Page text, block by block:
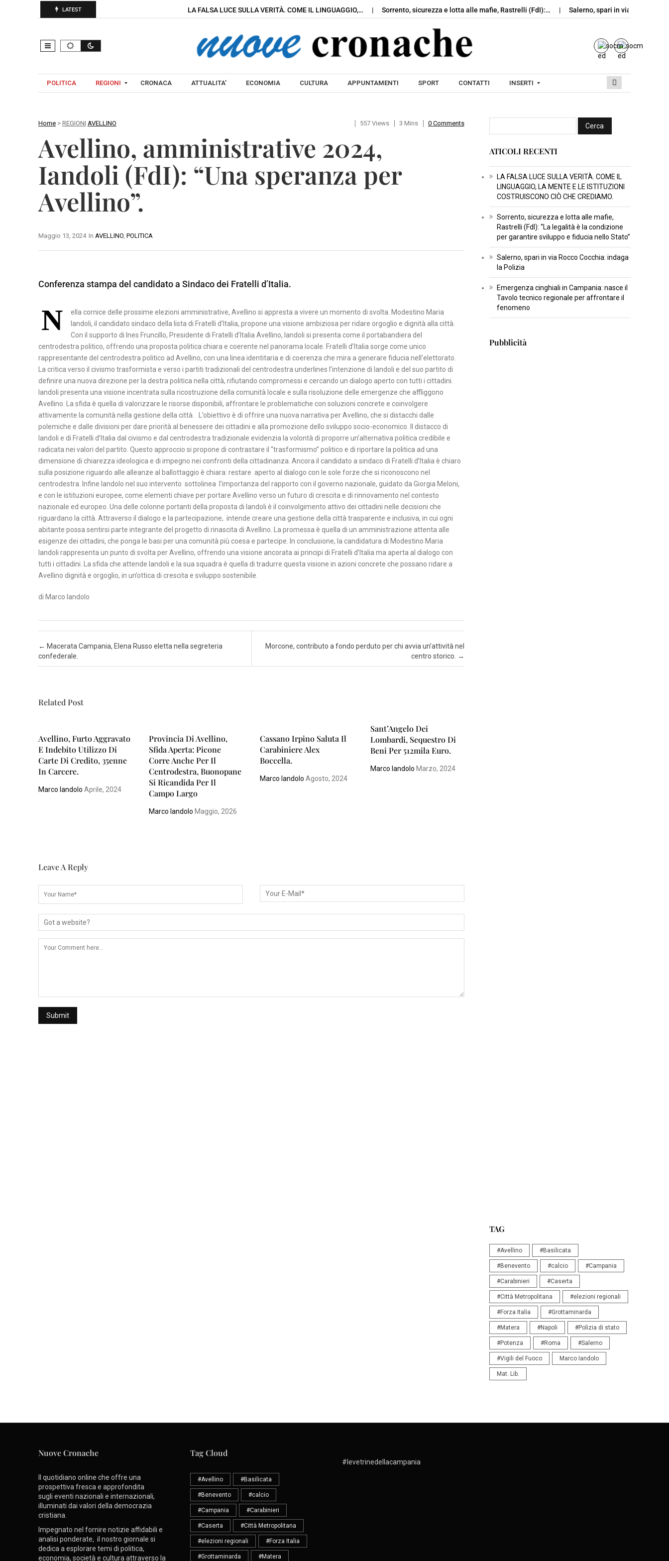
LATEST LA FALSA LUCE SULLA VERITÀ. COME IL LINGUAGGIO,… Sorrento, sicurezza e lotta alle mafie, Rastrelli (FdI):… Salerno, spari in via Rocco
Skip to content
POLITICA REGIONI
C
A
A
I
A
V
E
L
L
I
O
N
V
E
N
T
O
C
E
R
T
A
N
A
P
L
I
S
O
B
A
C
A
T
R
A
P
O
T
E
A
CRONACA ATTUALITA’ ECONOMIA CULTURA APPUNTAMENTI SPORT CONTATTI INSERTI
S
R
T
C
U
L
U
R
A
S
Home > REGIONI AVELLINO 557 Views 3 Mins 0 Comments
Avellino, amministrative 2024,
Iandoli (FdI): “Una speranza per
Avellino”.
In AVELLINO POLITICA
Maggio 13, 2024
Conferenza stampa del candidato a Sindaco dei Fratelli d’Italia.
N
ella cornice delle prossime elezioni amministrative, Avellino si appresta a vivere un momento di svolta. Modestino Maria
Iandoli, il candidato sindaco della lista di Fratelli d’Italia, propone una visione ambiziosa per ridare orgoglio e dignità alla città.
Con il supporto di Ines Fruncillo, Presidente di Fratelli d’Italia Avellino, Iandoli si presenta come il portabandiera del
centrodestra politico, offrendo una proposta politica chiara e coerente nel panorama locale. Fratelli d’Italia sorge come unico
rappresentante del centrodestra politico ad Avellino, con una linea identitaria e di coerenza che mira a generare fiducia nell’elettorato.
La critica verso il civismo trasformista e verso i partiti tradizionali del centrodestra underlines l’intenzione di Iandoli e del suo partito di
definire una nuova direzione per la destra politica nella città, rifiutando compromessi e cercando un dialogo aperto con tutti i cittadini.
Iandoli presenta una visione incentrata sulla ricostruzione della comunità locale e sulla risoluzione delle emergenze che affliggono
Avellino. La sfida è quella di valorizzare le risorse disponibili, affrontare le problematiche con soluzioni concrete e coinvolgere
attivamente la comunità nella gestione della città. L’obiettivo è di offrire una nuova narrativa per Avellino, che si distacchi dalle
polemiche e dalle divisioni per dare priorità al benessere dei cittadini e alla promozione dello sviluppo socio-economico. Il distacco di
Iandoli e di Fratelli d’Italia dal civismo e dal centrodestra tradizionale evidenzia la volontà di proporre un’alternativa politica credibile e
radicata nei valori del partito. Questo approccio si propone di contrastare il “trasformismo” politico e di riportare la politica ad una
dimensione di chiarezza ideologica e di impegno nei confronti della cittadinanza. Ancora il candidato a sindaco di Fratelli d’Italia è chiaro
sulla posizione riguardo alle alleanze al ballottaggio è chiara: restare aperto al dialogo con le sole forze che si riconoscono nel
centrodestra. Infine Iandolo nel suo intervento sottolinea l’importanza del rapporto con il governo nazionale, guidato da Giorgia Meloni,
e con le istituzioni europee, come elementi chiave per portare Avellino verso un futuro di crescita e di rinnovamento nel contesto
nazionale ed europeo. Una delle colonne portanti della proposta di Iandoli è il coinvolgimento attivo dei cittadini nelle decisioni che
riguardano la città. Attraverso il dialogo e la partecipazione, intende creare una gestione della città trasparente e inclusiva, in cui ogni
abitante possa sentirsi parte integrante del progetto di rinascita di Avellino. La promessa è quella di un amministrazione attenta alle
esigenze dei cittadini, che ponga le basi per una comunità più coesa e partecipe. In conclusione, la candidatura di Modestino Maria
Iandoli rappresenta un punto di svolta per Avellino, offrendo una visione ancorata ai principi di Fratelli d’Italia ma aperta al dialogo con
tutti i cittadini. La sfida che attende Iandoli e la sua squadra è quella di tradurre questa visione in azioni concrete che possano ridare a
Avellino dignità e orgoglio, in un’ottica di crescita e sviluppo sostenibile.
di Marco Iandolo
Post navigation
← Macerata Campania, Elena Russo eletta nella segreteria
confederale.
Morcone, contributo a fondo perduto per chi avvia un’attività nel
centro storico. →
Related Post
Avellino, Furto Aggravato
E Indebito Utilizzo Di
Carte Di Credito, 35enne
In Carcere.
Marco Iandolo Aprile, 2024
Provincia Di Avellino,
Sfida Aperta: Picone
Corre Anche Per Il
Centrodestra, Buonopane
Si Ricandida Per Il
Campo Largo
Marco Iandolo Maggio, 2026
Cassano Irpino Saluta Il
Carabiniere Alex
Boccella.
Marco Iandolo Agosto, 2024
Sant’Angelo Dei
Lombardi, Sequestro Di
Beni Per 512mila Euro.
Marco Iandolo Marzo, 2024
Leave A Reply
ATICOLI RECENTI
LA FALSA LUCE SULLA VERITÀ. COME IL
LINGUAGGIO, LA MENTE E LE ISTITUZIONI
COSTRUISCONO CIÒ CHE CREDIAMO.
Sorrento, sicurezza e lotta alle mafie,
Rastrelli (FdI): “La legalità è la condizione
per garantire sviluppo e fiducia nello Stato”
Salerno, spari in via Rocco Cocchia: indaga
la Polizia
Emergenza cinghiali in Campania: nasce il
Tavolo tecnico regionale per affrontare il
fenomeno
Pubblicità
TAG
#Avellino #Basilicata
#Benevento #calcio #Campania
#Carabinieri #Caserta
#Città Metropolitana #elezioni regionali
#Forza Italia #Grottaminarda
#Matera #Napoli #Polizia di stato
#Potenza #Roma #Salerno
#Vigili del Fuoco Marco Iandolo
Mat. Lib.
Nuove Cronache
Il quotidiano online che offre una
prospettiva fresca e approfondita
sugli eventi nazionali e internazionali,
illuminati dai valori della democrazia
cristiana.
Impegnato nel fornire notizie affidabili e
analisi ponderate, il nostro giornale si
dedica a esplorare temi di politica,
economia, società e cultura attraverso la
Tag Cloud
#Avellino #Basilicata
#Benevento #calcio
#Campania #Carabinieri
#Caserta #Città Metropolitana
#elezioni regionali #Forza Italia
#Grottaminarda #Matera
#levetrinedellacampania